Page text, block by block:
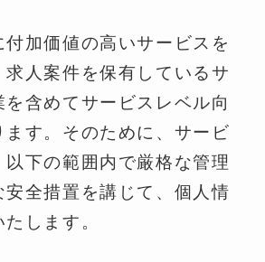
加価値の高いサービスを
求人案件を保有しているサ
含めてサービスレベル向
す。そのために、サービ
下の範囲内で厳格な管理
全措置を講じて、個人情
します。